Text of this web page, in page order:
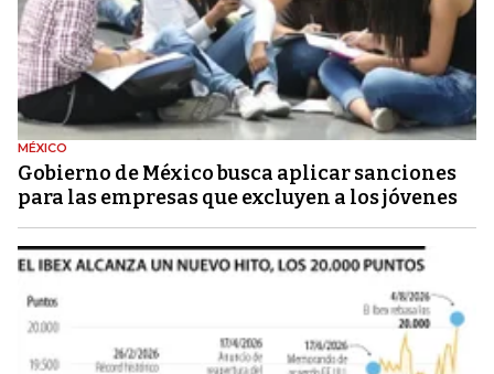
MÉXICO
Gobierno de México busca aplicar sanciones
para las empresas que excluyen a los jóvenes